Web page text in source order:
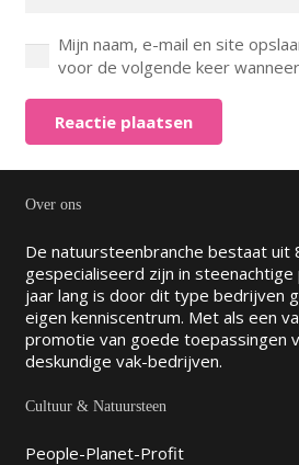
Mijn naam, e-mail en site
voor de volgende keer
Reactie plaatsen
Over ons
De natuursteenbranche bestaat uit
gespecialiseerd zijn in
jaar lang is door dit type bedrijven
eigen kenniscentrum. Met als een
promotie van goede toepassingen
deskundige vak-bedrijven.
Cultuur & Natuursteen
People-Planet-Profit